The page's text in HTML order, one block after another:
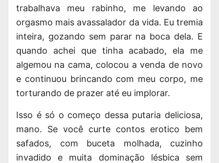
trabalhava meu rabinho, me levando ao
orgasmo mais avassalador da vida. Eu tremia
inteira, gozando sem parar na boca dela. E
quando achei que tinha acabado, ela me
algemou na cama, colocou a venda de novo
e continuou brincando com meu corpo, me
torturando de prazer até eu implorar.
Isso é só o começo dessa putaria deliciosa,
mano. Se você curte contos erotico bem
safados, com buceta molhada, cuzinho
invadido e muita dominação lésbica sem